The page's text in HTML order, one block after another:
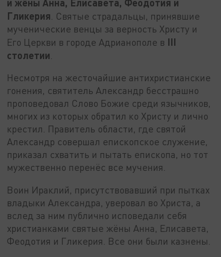
Гликерия . Святые страдальцы, принявшие
мученические венцы за верность Христу и
Его Церкви в городе Адрианополе в III
столетии
Несмотря на жесточайшие антихристианские
гонения, святитель Александр бесстрашно
проповедовал Слово Божие среди язычников,
многих из которых обратил ко Христу и лично
крестил. Правитель области, где святой
Александр совершал епископское служение,
приказал схватить и пытать епископа, но тот
мужественно перенёс все мучения.
Воин Ираклий, присутствовавший при пытках
владыки Александра, уверовал во Христа, а
вслед за ним публично исповедали себя
христианками святые жёны Анна, Елисавета,
Феодотия и Гликерия. Все они были казнены.